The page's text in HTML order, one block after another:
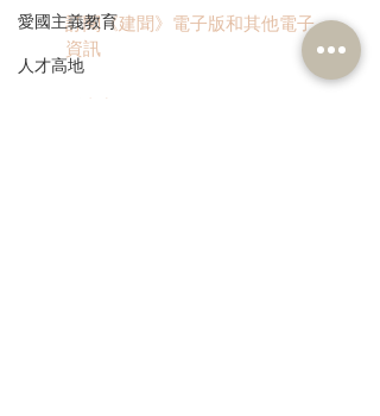
愛國主義教育
人才高地
訂閱《建聞》電子版和其他電子
資訊